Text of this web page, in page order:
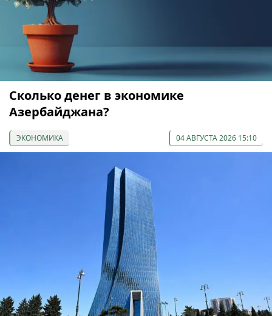
Сколько денег в экономике
Азербайджана?
ЭКОНОМИКА 04 АВГУСТА 2026 15:10